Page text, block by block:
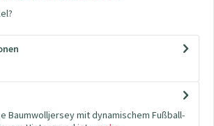
Baumwolljersey mit dynamischem Fußball-